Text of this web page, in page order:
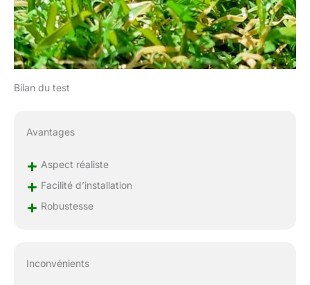
nécessaires pour
obtenir un rendu
optimal.
Bilan du test
Avantages
+ Aspect réaliste
+ Facilité d’installation
+ Robustesse
Inconvénients